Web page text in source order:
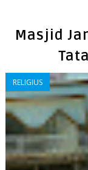
Masjid
RELIGIUS